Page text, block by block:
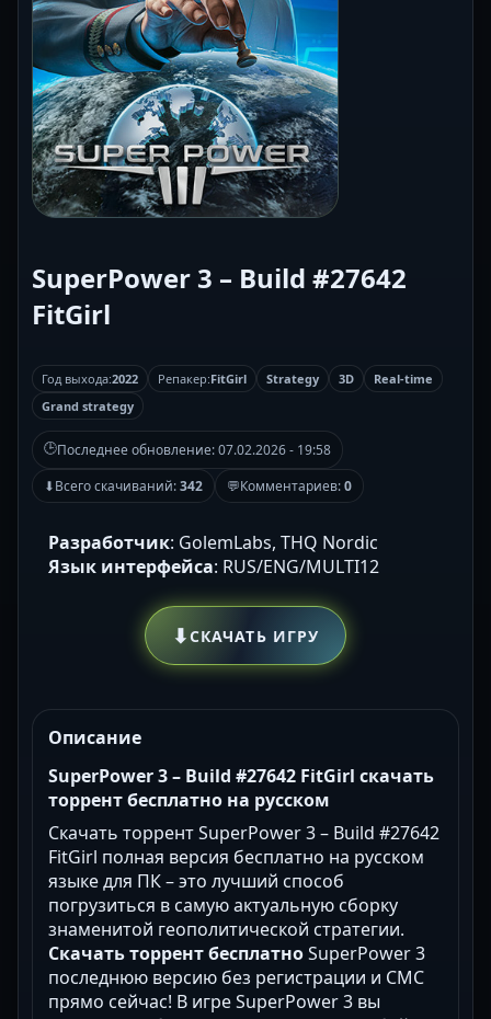
SuperPower 3 – Build #27642
FitGirl
Год выхода:2022 Репакер:FitGirl Strategy 3D
Real-time
Grand strategy
🕒Последнее обновление:07.02.2026 - 19:58
⬇Всего скачиваний:342 💬Комментариев:0
Разработчик: GolemLabs, THQ Nordic
Язык интерфейса: RUS/ENG/MULTI12
⬇СКАЧАТЬ ИГРУ
Описание
SuperPower 3 – Build #27642 FitGirl скачать
торрент бесплатно на русском
Скачать торрент SuperPower 3 – Build #27642
FitGirl полная версия бесплатно на русском
языке для ПК – это лучший способ
погрузиться в самую актуальную сборку
знаменитой геополитической стратегии.
Скачать торрент бесплатноSuperPower 3
последнюю версию без регистрации и СМС
прямо сейчас! В игре SuperPower 3 вы